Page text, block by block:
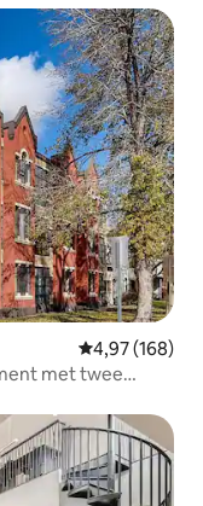
Gemiddelde
4,97 (168)
met twee